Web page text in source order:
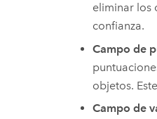
eliminar los
confianza.
Campo de
objetos.
Campo de